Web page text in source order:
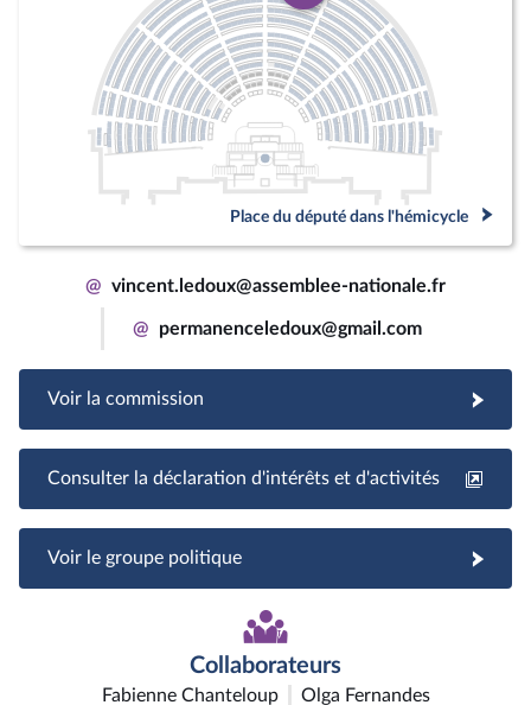
Place du député dans l'hémicycle
@ vincent.ledoux@assemblee-nationale.fr
@ permanenceledoux@gmail.com
Voir la commission
Consulter la déclaration d'intérêts et d'activités
Voir le groupe politique
Collaborateurs
Fabienne Chanteloup
Olga Fernandes